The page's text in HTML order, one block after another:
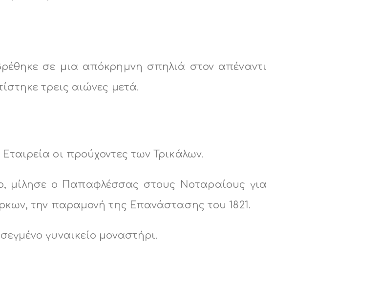
σε μια απόκρημνη σπηλιά στον απέναντι
τρεις αιώνες μετά.
οι προύχοντες των Τρικάλων.
μίλησε ο Παπαφλέσσας στους Νοταραίους για
την παραμονή της Επανάστασης του 1821.
γυναικείο μοναστήρι.